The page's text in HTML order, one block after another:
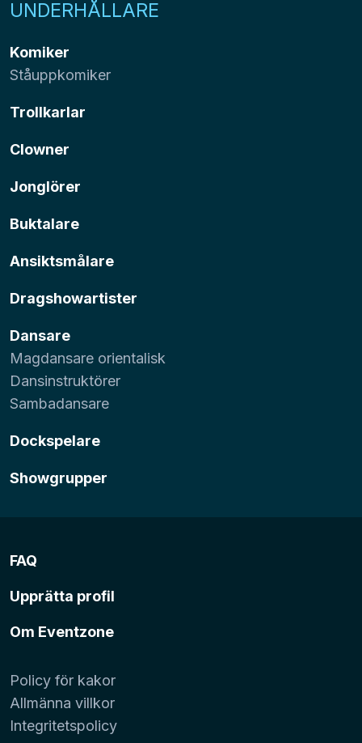
UNDERHÅLLARE
Komiker
Ståuppkomiker
Trollkarlar
Clowner
Jonglörer
Buktalare
Ansiktsmålare
Dragshowartister
Dansare
Magdansare orientalisk
Dansinstruktörer
Sambadansare
Dockspelare
Showgrupper
FAQ
Upprätta profil
Om Eventzone
Policy för kakor
Allmänna villkor
Integritetspolicy